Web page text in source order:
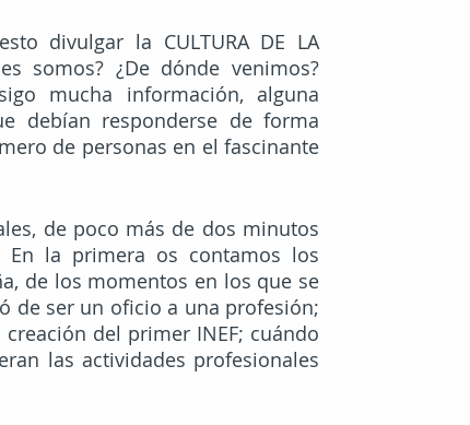
divulgar la CULTURA DE LA
somos? ¿De dónde venimos?
mucha información, alguna
debían responderse de forma
de personas en el fascinante
de poco más de dos minutos
En la primera os contamos los
de los momentos en los que se
de ser un oficio a una profesión;
del primer INEF; cuándo
las actividades profesionales